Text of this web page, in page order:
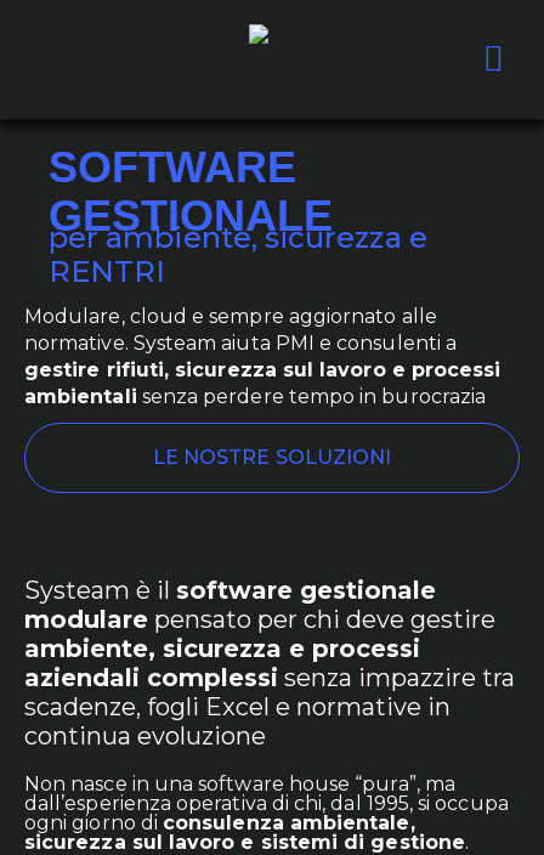
SOFTWARE
GESTIONALE
per ambiente, sicurezza e
RENTRI
Modulare, cloud e sempre aggiornato alle
normative. Systeam aiuta PMI e consulenti a
gestire rifiuti, sicurezza sul lavoro e processi
ambientali senza perdere tempo in burocrazia
LE NOSTRE SOLUZIONI
Systeam è il software gestionale
modulare pensato per chi deve gestire
ambiente, sicurezza e processi
aziendali complessi senza impazzire tra
scadenze, fogli Excel e normative in
continua evoluzione
Non nasce in una software house “pura”, ma
dall’esperienza operativa di chi, dal 1995, si occupa
ogni giorno di consulenza ambientale,
sicurezza sul lavoro e sistemi di gestione.